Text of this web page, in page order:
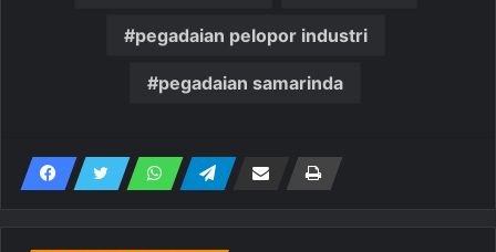
pegadaian pelopor industri
pegadaian samarinda